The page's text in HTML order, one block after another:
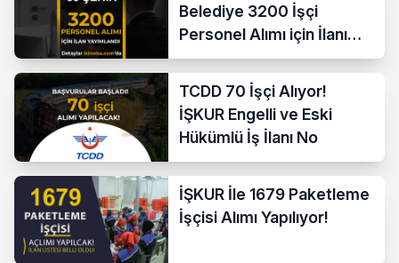
Belediye 3200 İşçi
Personel Alımı için İlanı
Yayımladı!
TCDD 70 İşçi Alıyor!
İŞKUR Engelli ve Eski
Hükümlü İş İlanı No
İŞKUR İle 1679 Paketleme
İşçisi Alımı Yapılıyor!